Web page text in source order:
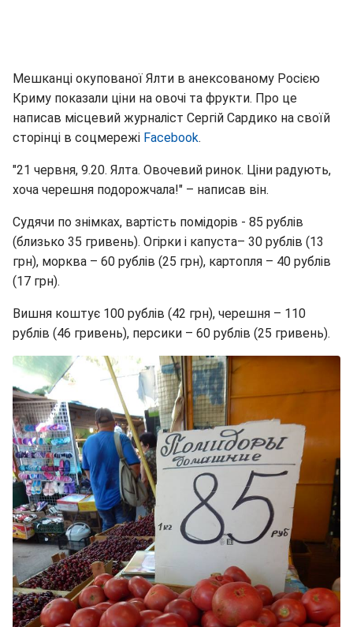
Мешканці окупованої Ялти в анексованому Росією
Криму показали ціни на овочі та фрукти. Про це
написав місцевий журналіст Сергій Сардико на своїй
сторінці в соцмережі Facebook.
"21 червня, 9.20. Ялта. Овочевий ринок. Ціни радують,
хоча черешня подорожчала!" – написав він.
Судячи по знімках, вартість помідорів - 85 рублів
(близько 35 гривень). Огірки і капуста– 30 рублів (13
грн), морква – 60 рублів (25 грн), картопля – 40 рублів
(17 грн).
Вишня коштує 100 рублів (42 грн), черешня – 110
рублів (46 гривень), персики – 60 рублів (25 гривень).